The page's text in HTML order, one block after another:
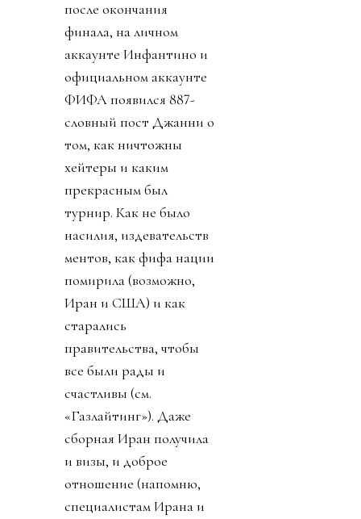
после окончания
финала, на личном
аккаунте Инфантино и
официальном аккаунте
ФИФА появился 887-
словный пост Джанни о
том, как ничтожны
хейтеры и каким
прекрасным был
турнир. Как не было
насилия, издевательств
ментов, как фифа нации
помирила (возможно,
Иран и США) и как
старались
правительства, чтобы
все были рады и
счастливы (см.
«Газлайтинг»). Даже
сборная Иран получила
и визы, и доброе
отношение (напомню,
специалистам Ирана и